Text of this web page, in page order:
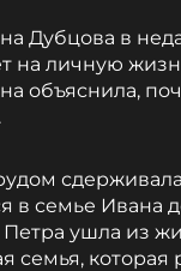
Дубцова в
на личную
объяснила,
в семье Ивана
Петра ушла из
семья, которая